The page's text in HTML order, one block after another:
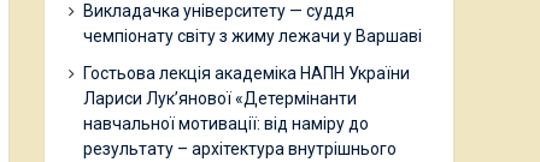
Викладачка університету — суддя
чемпіонату світу з жиму лежачи у Варшаві
Гостьова лекція академіка НАПН України
Лариси Лук’янової «Детермінанти
навчальної мотивації: від наміру до
результату – архітектура внутрішнього